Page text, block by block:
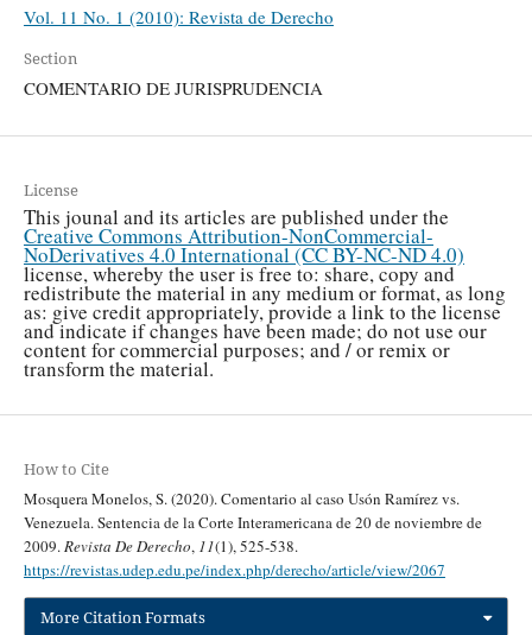
Vol. 11 No. 1 (2010): Revista de Derecho
Section
COMENTARIO DE JURISPRUDENCIA
License
This jounal and its articles are published under the
Creative Commons Attribution-NonCommercial-
NoDerivatives 4.0 International (CC BY-NC-ND 4.0)
license, whereby the user is free to: share, copy and
redistribute the material in any medium or format, as long
as: give credit appropriately, provide a link to the license
and indicate if changes have been made; do not use our
content for commercial purposes; and / or remix or
transform the material.
How to Cite
Mosquera Monelos, S. (2020). Comentario al caso Usón Ramírez vs.
Venezuela. Sentencia de la Corte Interamericana de 20 de noviembre de
2009.Revista De Derecho, 11(1), 525-538.
https://revistas.udep.edu.pe/index.php/derecho/article/view/2067
More Citation Formats